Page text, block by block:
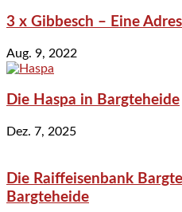
3 x Gibbesch – Eine
Aug. 9, 2022
Die Haspa in Bargteheide
Dez. 7, 2025
Die Raiffeisenbank
Bargteheide